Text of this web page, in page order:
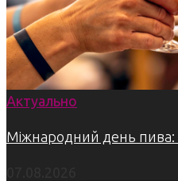
Актуально
Міжнародний день пива: